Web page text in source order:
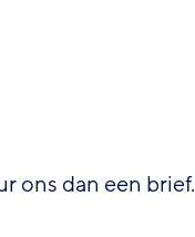
ons dan een brief.